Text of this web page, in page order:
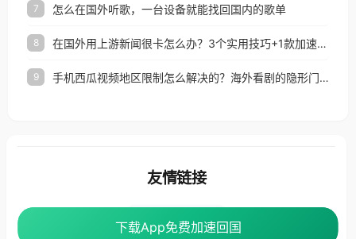
7 怎么在国外听歌，一台设备就能找回国内的歌单
8 在国外用上游新闻很卡怎么办？3个实用技巧+1款加速器解决海外看国内内容难题
9 手机西瓜视频地区限制怎么解决的？海外看剧的隐形门与钥匙
下载App免费加速回国
下载App免费加速回国
友情链接